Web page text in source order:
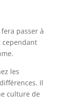
passer à
cependant
les
Il
culture de